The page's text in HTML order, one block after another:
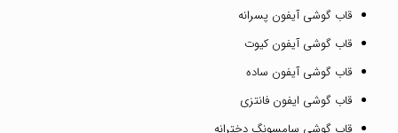
قاب گوشی آیفون پسرانه
قاب گوشی آیفون کیوت
قاب گوشی آیفون ساده
قاب گوشی ایفون فانتزی